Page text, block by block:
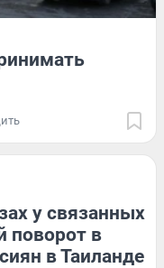
у связанных
поворот в
в Таиланде